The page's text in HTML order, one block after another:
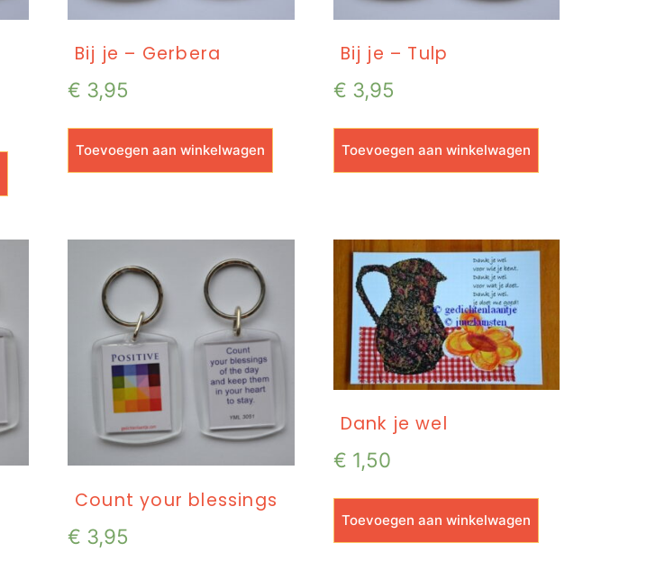
Bij je – Gerbera
€ 3,95
Toevoegen aan winkelwagen
Bij je – Tulp
€ 3,95
Toevoegen aan winkelwagen
Count your blessings
€ 3,95
Dank je wel
€ 1,50
Toevoegen aan winkelwagen